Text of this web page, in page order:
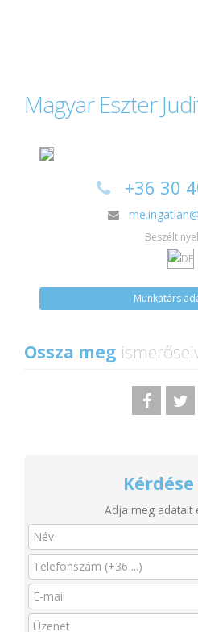
Magyar Eszter
+36 30
Beszélt
Munkatárs
Ossza meg
Kérdése
Adja meg adatait